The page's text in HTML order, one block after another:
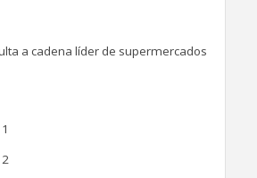
a cadena líder de supermercados